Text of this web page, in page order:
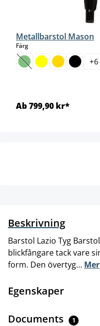
Metallbarstol Mason
Färgselect
(Det här alternativet är
+6
Ab 799,90 kr*
Beskrivning
Barstol Lazio Tyg
blickfångare tack vare
form. Den övertyg… Mer
Egenskaper
Documents 1